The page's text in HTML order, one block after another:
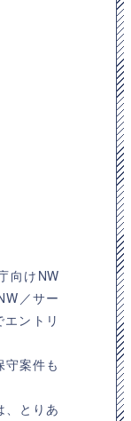
向けNW
／サー
ントリ
守案件も
、とりあ